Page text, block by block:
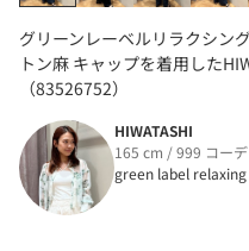
グリーンレーベルリラクシン
トン麻 キャップを着用した
（83526752）
HIWATASHI
165 cm / 999 コーデ
green label relaxing